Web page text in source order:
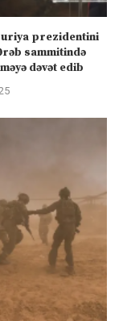
prezidentini
sammitində
dəvət edib